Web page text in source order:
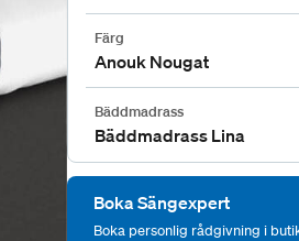
Färg
Anouk Nougat
Bäddmadrass
Bäddmadrass Lina
Boka Sängexpert
Boka personlig rådgivning i